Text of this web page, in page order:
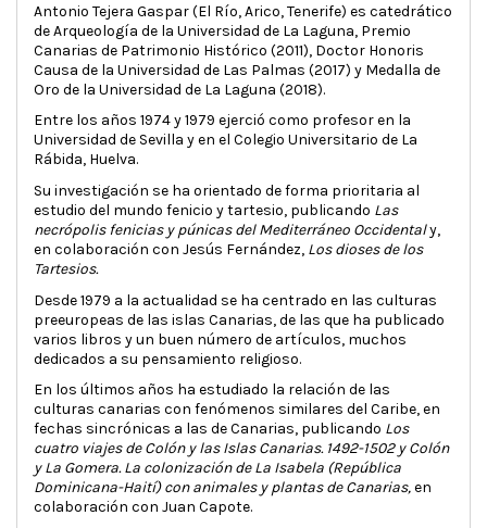
Antonio Tejera Gaspar (El Río, Arico, Tenerife) es catedrático
de Arqueología de la Universidad de La Laguna, Premio
Canarias de Patrimonio Histórico (2011), Doctor Honoris
Causa de la Universidad de Las Palmas (2017) y Medalla de
Oro de la Universidad de La Laguna (2018).
Entre los años 1974 y 1979 ejerció como profesor en la
Universidad de Sevilla y en el Colegio Universitario de La
Rábida, Huelva.
Su investigación se ha orientado de forma prioritaria al
estudio del mundo fenicio y tartesio, publicando Las
necrópolis fenicias y púnicas del Mediterráneo Occidentaly,
en colaboración con Jesús Fernández, Los dioses de los
Tartesios.
Desde 1979 a la actualidad se ha centrado en las culturas
preeuropeas de las islas Canarias, de las que ha publicado
varios libros y un buen número de artículos, muchos
dedicados a su pensamiento religioso.
En los últimos años ha estudiado la relación de las
culturas canarias con fenómenos similares del Caribe, en
fechas sincrónicas a las de Canarias, publicando Los
cuatro viajes de Colón y las Islas Canarias. 1492-1502 y Colón
y La Gomera. La colonización de La Isabela (República
Dominicana-Haití) con animales y plantas de Canarias,en
colaboración con Juan Capote.